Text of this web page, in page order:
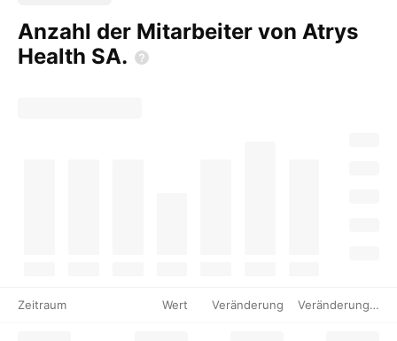
Anzahl der Mitarbeiter von Atrys
Health SA.
Zeitraum Wert Veränderung Veränderung %